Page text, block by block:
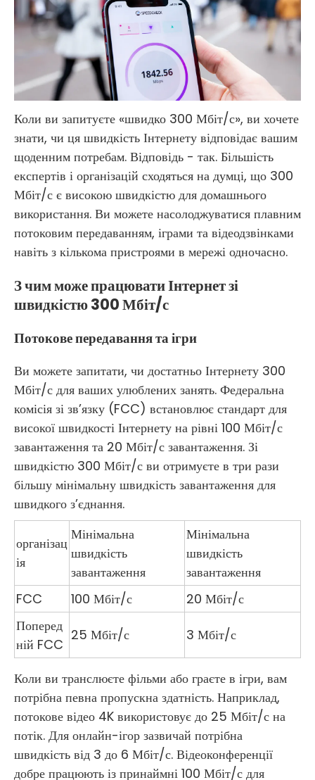
Коли ви запитуєте «швидко 300 Мбіт/с», ви хочете
знати, чи ця швидкість Інтернету відповідає вашим
щоденним потребам. Відповідь - так. Більшість
експертів і організацій сходяться на думці, що 300
Мбіт/с є високою швидкістю для домашнього
використання. Ви можете насолоджуватися плавним
потоковим передаванням, іграми та відеодзвінками
навіть з кількома пристроями в мережі одночасно.
З чим може працювати Інтернет зі
швидкістю 300 Мбіт/с
Потокове передавання та ігри
Ви можете запитати, чи достатньо Інтернету 300
Мбіт/с для ваших улюблених занять. Федеральна
комісія зі зв’язку (FCC) встановлює стандарт для
високої швидкості Інтернету на рівні 100 Мбіт/с
завантаження та 20 Мбіт/с завантаження. Зі
швидкістю 300 Мбіт/с ви отримуєте в три рази
більшу мінімальну швидкість завантаження для
швидкого з’єднання.
організац
ія
Мінімальна
швидкість
завантаження
Мінімальна
швидкість
завантаження
FCC
100 Мбіт/с
20 Мбіт/с
Поперед
ній FCC
25 Мбіт/с 3 Мбіт/с
Коли ви транслюєте фільми або граєте в ігри, вам
потрібна певна пропускна здатність. Наприклад,
потокове відео 4K використовує до 25 Мбіт/с на
потік. Для онлайн-ігор зазвичай потрібна
швидкість від 3 до 6 Мбіт/с. Відеоконференції
добре працюють із принаймні 100 Мбіт/с для